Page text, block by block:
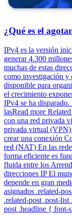
¿Qué es el
IPv4 es la versión
generar 4.300
muchas de estas
como investigación y
disponible para
el crecimiento
IPv4 se ha
lasRead more
con una red privada
privada virtual (VPN)
crear una conexión
red (NAT) En las
forma eficiente es
fluida entre los
direcciones IP El
depende en gran
asignados .related-
.related-post .post-
post .headline { font-